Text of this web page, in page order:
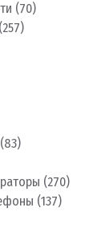
(70)
(257)
(83)
(270)
(137)